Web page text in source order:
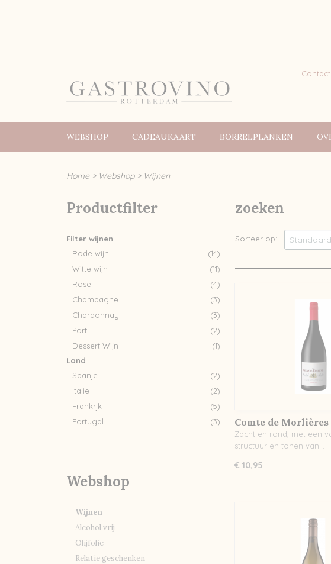
Contact
WEBSHOP CADEAUKAART BORRELPLANKEN
Home> Webshop> Wijnen
Productfilter
Filter wijnen
Rode wijn
(14)
Witte wijn
(11)
Rose
(4)
Champagne
(3)
Chardonnay
(3)
Port
(2)
Dessert Wijn
(1)
Land
Spanje
(2)
Italie
(2)
Frankrjk
(5)
Portugal
(3)
Webshop
Wijnen
Alcohol vrij
Olijfolie
Relatie geschenken
zoeken
Sorteer op:
Comte de Morlières
Zacht en rond, met een
structuur en tonen van…
€ 10,95